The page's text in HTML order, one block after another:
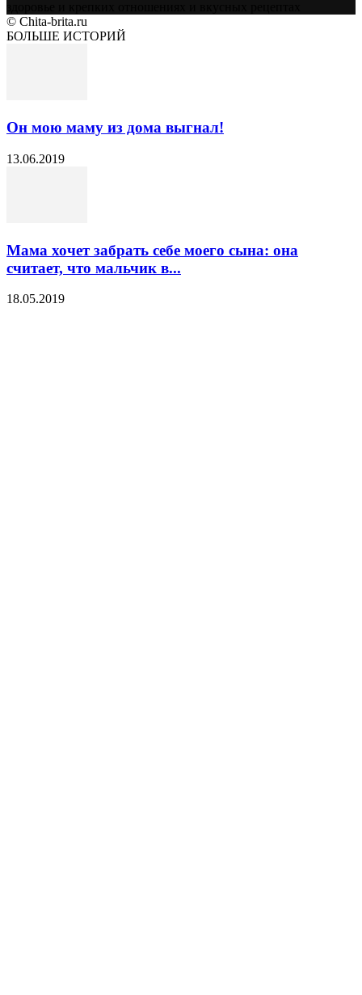
© Chita-brita.ru
БОЛЬШЕ ИСТОРИЙ
Он мою маму из дома выгнал!
13.06.2019
Мама хочет забрать себе моего сына: она
считает, что мальчик в...
18.05.2019